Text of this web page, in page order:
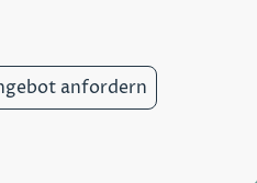
anfordern